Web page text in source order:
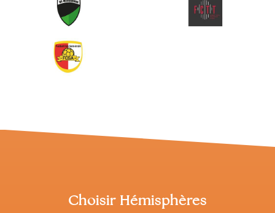
Choisir Hémisphères